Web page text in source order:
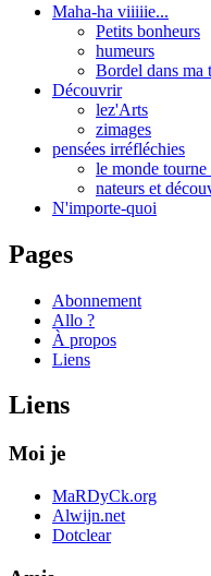
Maha-ha viiiiie...
Petits bonheurs
humeurs
Bordel dans ma
Découvrir
lez'Arts
zimages
pensées irréfléchies
le monde tourne
nateurs et
N'importe-quoi
Pages
Abonnement
Allo ?
À propos
Liens
Liens
Moi je
MaRDyCk.org
Alwijn.net
Dotclear